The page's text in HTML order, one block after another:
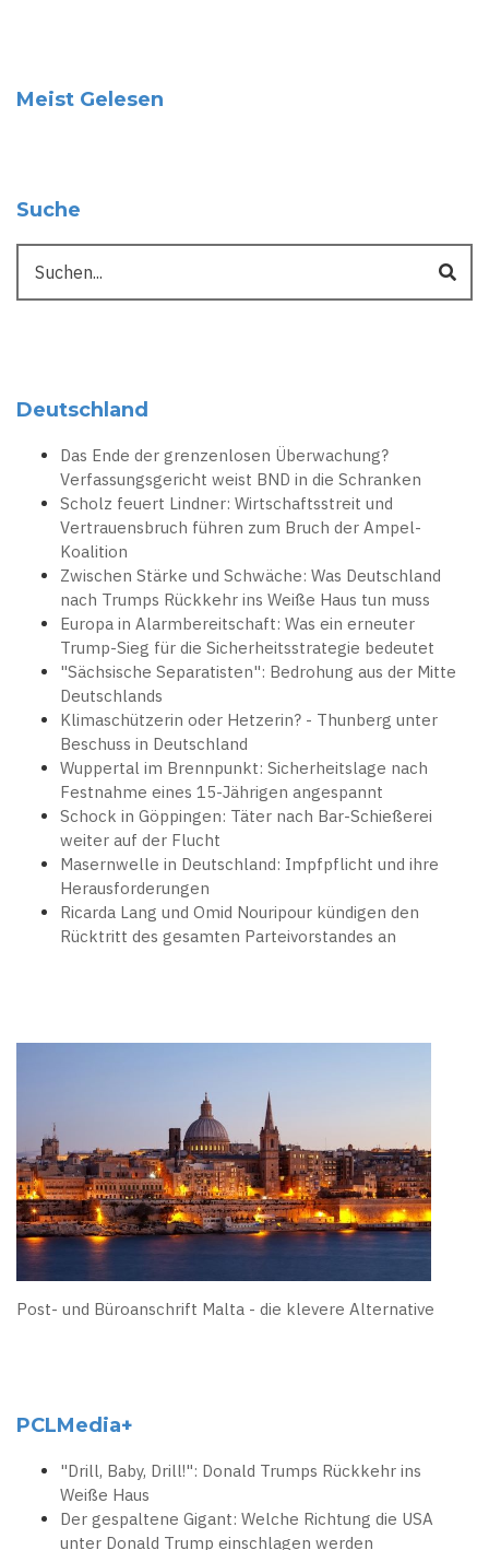
Meist Gelesen
Suche
Deutschland
Das Ende der grenzenlosen Überwachung?
Verfassungsgericht weist BND in die Schranken
Scholz feuert Lindner: Wirtschaftsstreit und
Vertrauensbruch führen zum Bruch der Ampel-
Koalition
Zwischen Stärke und Schwäche: Was Deutschland
nach Trumps Rückkehr ins Weiße Haus tun muss
Europa in Alarmbereitschaft: Was ein erneuter
Trump-Sieg für die Sicherheitsstrategie bedeutet
"Sächsische Separatisten": Bedrohung aus der Mitte
Deutschlands
Klimaschützerin oder Hetzerin? - Thunberg unter
Beschuss in Deutschland
Wuppertal im Brennpunkt: Sicherheitslage nach
Festnahme eines 15-Jährigen angespannt
Schock in Göppingen: Täter nach Bar-Schießerei
weiter auf der Flucht
Masernwelle in Deutschland: Impfpflicht und ihre
Herausforderungen
Ricarda Lang und Omid Nouripour kündigen den
Rücktritt des gesamten Parteivorstandes an
Post- und Büroanschrift Malta - die klevere Alternative
PCLMedia+
"Drill, Baby, Drill!": Donald Trumps Rückkehr ins
Weiße Haus
Der gespaltene Gigant: Welche Richtung die USA
unter Donald Trump einschlagen werden